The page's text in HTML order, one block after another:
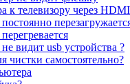
к телевизору через HDMI
видит usb устройства ?
чистки самостоятельно?